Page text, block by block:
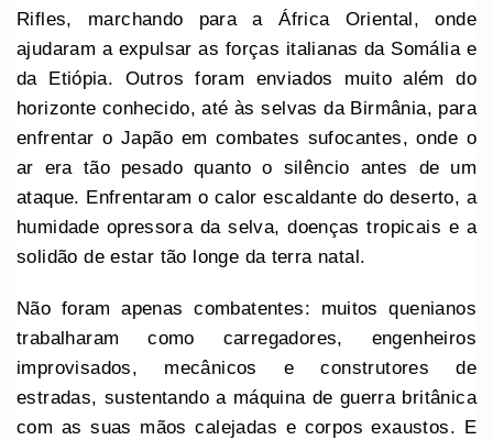
Rifles, marchando para a África Oriental, onde
ajudaram a expulsar as forças italianas da Somália e
da Etiópia. Outros foram enviados muito além do
horizonte conhecido, até às selvas da Birmânia, para
enfrentar o Japão em combates sufocantes, onde o
ar era tão pesado quanto o silêncio antes de um
ataque. Enfrentaram o calor escaldante do deserto, a
humidade opressora da selva, doenças tropicais e a
solidão de estar tão longe da terra natal.
Não foram apenas combatentes: muitos quenianos
trabalharam como carregadores, engenheiros
improvisados, mecânicos e construtores de
estradas, sustentando a máquina de guerra britânica
com as suas mãos calejadas e corpos exaustos. E